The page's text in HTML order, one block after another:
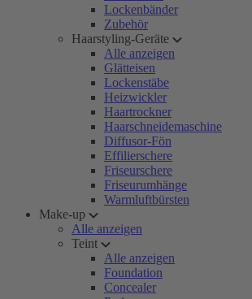
Lockenbänder
Zubehör
Haarstyling-Geräte
Alle anzeigen
Glätteisen
Lockenstäbe
Heizwickler
Haartrockner
Haarschneidemaschine
Diffusor-Fön
Effilierschere
Friseurschere
Friseurumhänge
Warmluftbürsten
Make-up
Alle anzeigen
Teint
Alle anzeigen
Foundation
Concealer